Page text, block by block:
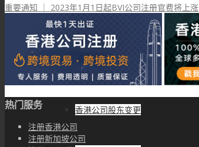
秘书服务
香港公司年审
香港公司股东变更
重要通知 ｜ 2023年1月1日起BVI公司注册官费将上涨
热门服务
注册香港公司
注册新加坡公司